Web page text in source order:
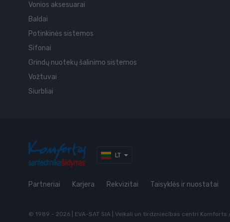
Vonios aksesuarai
Baldai
Potinkinės sistemos
Sifonai
Grindų nuotekų šalinimo sistemos
Vožtuvai
Siurbliai
LT
Partneriai Karjera Rekvizitai Taisyklės ir nuostatai
© 1989 - 2026 | EVA-SAT SIA | Veikali un tirdzniecības centri